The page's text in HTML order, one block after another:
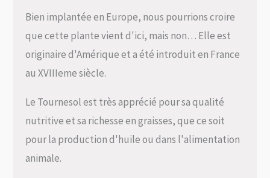
Bien implantée en Europe, nous pourrions croire
que cette plante vient d'ici, mais non… Elle est
originaire d'Amérique et a été introduit en France
au XVIIIeme siècle.
Le Tournesol est très apprécié pour sa qualité
nutritive et sa richesse en graisses, que ce soit
pour la production d'huile ou dans l'alimentation
animale.